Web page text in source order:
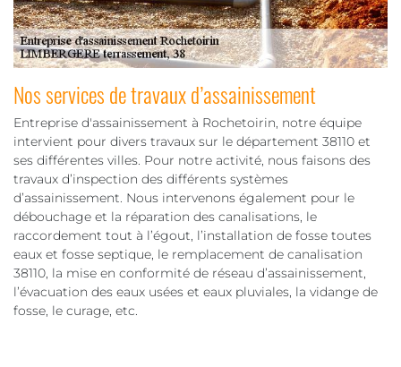
Nos services de travaux d’assainissement
Entreprise d'assainissement à Rochetoirin, notre équipe
intervient pour divers travaux sur le département 38110 et
ses différentes villes. Pour notre activité, nous faisons des
travaux d’inspection des différents systèmes
d’assainissement. Nous intervenons également pour le
débouchage et la réparation des canalisations, le
raccordement tout à l’égout, l’installation de fosse toutes
eaux et fosse septique, le remplacement de canalisation
38110, la mise en conformité de réseau d’assainissement,
l’évacuation des eaux usées et eaux pluviales, la vidange de
fosse, le curage, etc.